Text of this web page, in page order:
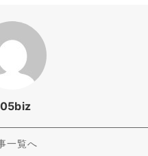
一覧へ